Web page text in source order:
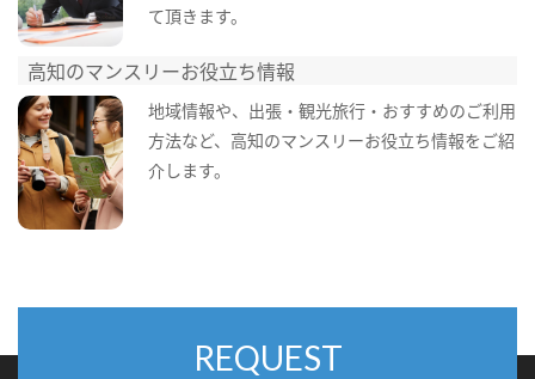
て頂きます。
高知のマンスリーお役立ち情報
地域情報や、出張・観光旅行・おすすめのご利用
方法など、高知のマンスリーお役立ち情報をご紹
介します。
REQUEST